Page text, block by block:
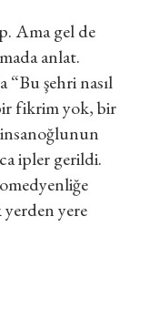
Ama gel de
anlat.
şehri nasıl
fikrim yok, bir
insanoğlunun
ipler gerildi.
yere